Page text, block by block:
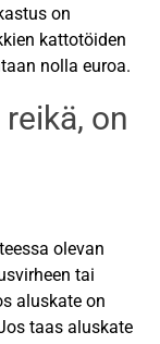
on
kattotöiden
nolla euroa.
on
olevan
tai
aluskate on
taas aluskate